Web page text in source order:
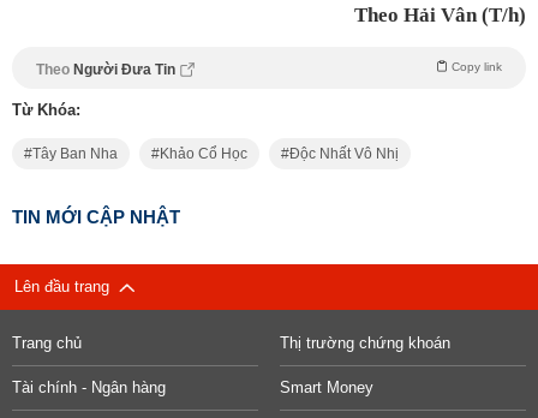
Theo Hải Vân (T/h)
Theo Người Đưa Tin Copy link
Từ Khóa:
Tây Ban Nha Khảo Cổ Học Độc Nhất Vô Nhị
TIN MỚI CẬP NHẬT
Lên đầu trang
Trang chủ Thị trường chứng khoán
Tài chính - Ngân hàng Smart Money